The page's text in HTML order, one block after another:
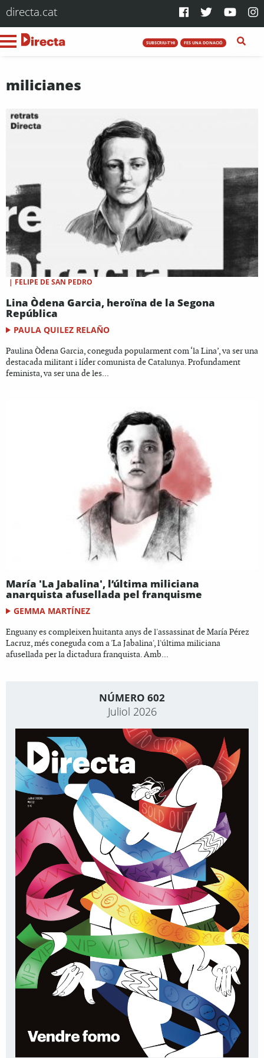
directa.cat
SUBSCRIU-T'HI FES UNA DONACIÓ
milicianes
| FELIPE DE SAN PEDRO
Lina Òdena Garcia, heroïna de la Segona
República
PAULA QUILEZ RELAÑO
Paulina Òdena Garcia, coneguda popularment com ‘la Lina’, va ser una
destacada militant i líder comunista de Catalunya. Profundament
feminista, va ser una de les...
María 'La Jabalina', l’última miliciana
anarquista afusellada pel franquisme
GEMMA MARTÍNEZ
Enguany es compleixen huitanta anys de l'assassinat de María Pérez
Lacruz, més coneguda com a 'La Jabalina', l'última miliciana
afusellada per la dictadura franquista. Amb...
NÚMERO 602
Juliol 2026